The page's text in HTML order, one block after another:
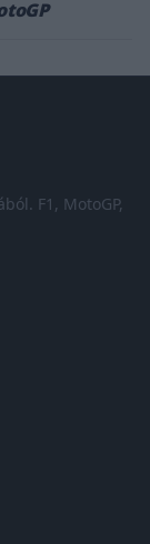
F1, MotoGP,